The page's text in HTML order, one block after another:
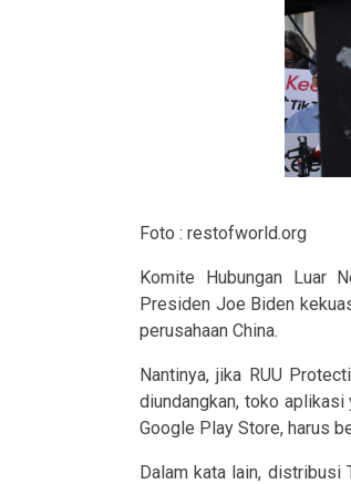
Foto : restofworld.org
Komite Hubungan Luar
Presiden Joe Biden
perusahaan China.
Nantinya, jika RUU
diundangkan, toko
Google Play Store, harus
Dalam kata lain, distribusi